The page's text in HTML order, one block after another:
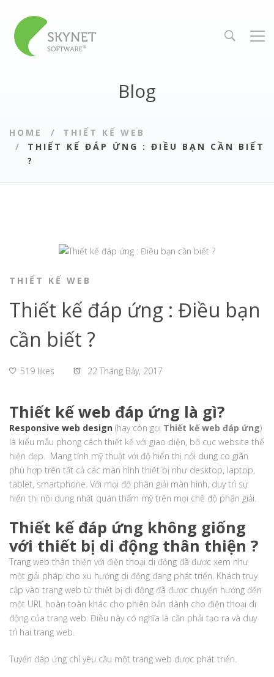
Blog
HOME
THIẾT KẾ WEB
THIẾT KẾ ĐÁP ỨNG : ĐIỀU BẠN CẦN BIẾT
?
THIẾT KẾ WEB
Thiết kế đáp ứng : Điều bạn
cần biết ?
519 likes 22 Tháng Bảy, 2017
Thiết kế web đáp ứng là gì?
Responsive web design (hay còn gọi Thiết kế web đáp ứng)
là kiểu mẫu phong cách thiết kế với giao diện, bố cục website thể
hiện đẹp. Mang tính mỹ thuật với độ hiển thị nội dung co giãn
phù hợp trên tất cả các màn hình thiết bị như desktop, laptop,
tablet, smartphone. Với mọi độ phân giải màn hình, duy trì sự
hiển thị nội dung nhất quán thẩm mỹ trên mọi chế độ phân giải.
Thiết kế đáp ứng không giống
với thiết bị di động thân thiện ?
Trang web thân thiện với điện thoại di động đã được xem như
một giải pháp cho xu hướng di động đang phát triển. Khách truy
cập vào trang web từ thiết bị di động đã được chuyển hướng đến
một URL hoàn toàn khác cho phiên bản dành cho điện thoại di
động của trang web. Điều này có nghĩa là cần phải tạo ra và duy
trì hai trang web.
Tuyến đáp ứng chỉ yêu cầu một trang web được phát triển.